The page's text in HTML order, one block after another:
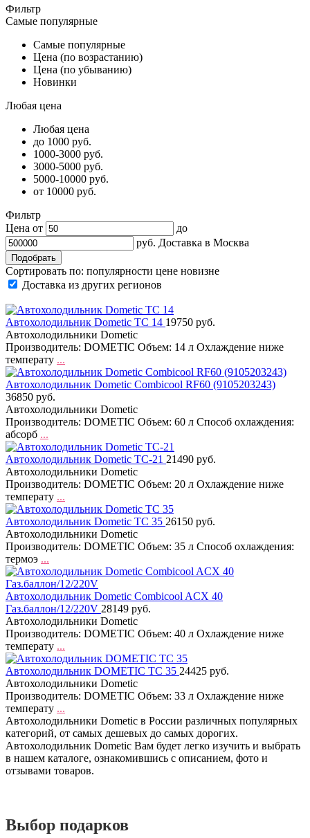
Фильтр
Самые популярные
Самые популярные
Цена (по возрастанию)
Цена (по убыванию)
Новинки
Любая цена
Любая цена
до 1000 руб.
1000-3000 руб.
3000-5000 руб.
5000-10000 руб.
от 10000 руб.
Фильтр
Цена от
до
руб. Доставка в Москва
Сортировать по: популярности цене новизне
Доставка из других регионов
Автохолодильник Dometic TC 14 19750 руб.
Автохолодильники Dometic
Производитель: DOMETIC Объем: 14 л Охлаждение ниже
температу ...
Автохолодильник Dometic Combicool RF60 (9105203243)
36850 руб.
Автохолодильники Dometic
Производитель: DOMETIC Объем: 60 л Способ охлаждения:
абсорб ...
Автохолодильник Dometic TC-21 21490 руб.
Автохолодильники Dometic
Производитель: DOMETIC Объем: 20 л Охлаждение ниже
температу ...
Автохолодильник Dometic TC 35 26150 руб.
Автохолодильники Dometic
Производитель: DOMETIC Объем: 35 л Способ охлаждения:
термоэ ...
Автохолодильник Dometic Combicool ACX 40
Газ.баллон/12/220V 28149 руб.
Автохолодильники Dometic
Производитель: DOMETIC Объем: 40 л Охлаждение ниже
температу ...
Автохолодильник DOMETIC TC 35 24425 руб.
Автохолодильники Dometic
Производитель: DOMETIC Объем: 33 л Охлаждение ниже
температу ...
Автохолодильники Dometic в России различных популярных
категорий, от самых дешевых до самых дорогих.
Автохолодильник Dometic Вам будет легко изучить и выбрать
в нашем каталоге, ознакомившись с описанием, фото и
отзывами товаров.
Выбор подарков